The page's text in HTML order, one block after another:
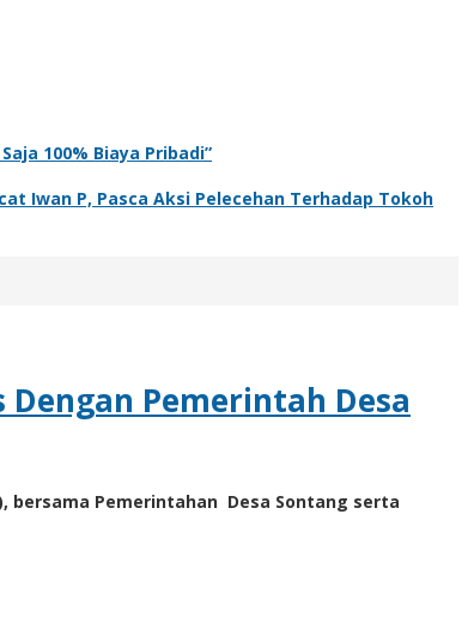
100% Biaya Pribadi”
Iwan P, Pasca Aksi Pelecehan Terhadap Tokoh
Pemerintah Desa
bersama Pemerintahan Desa Sontang serta